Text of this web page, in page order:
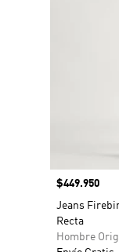
Precio
$449.950
Jeans
Recta
Hombre